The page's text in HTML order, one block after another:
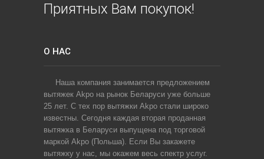
Приятных Вам покупок!
О НАС
Наша компания занимается предложением
вытяжек Akpo на рынок Беларуси уже больше
25 лет. С тех пор вытяжки Akpo стали широко
известны. Сегодня каждая вторая проданная
вытяжка в Беларуси выпущена под торговой
маркой Akpo (Польша). Если Вы закажете
вытяжку у нас, мы окажем весь спектр услуг.